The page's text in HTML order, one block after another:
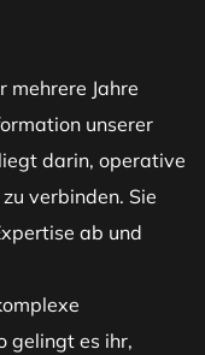
mehrere Jahre
unserer
darin, operative
verbinden. Sie
ab und
gelingt es ihr,